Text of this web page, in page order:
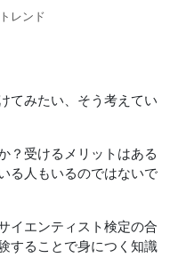
トレンド
てみたい、そう考えてい
？受けるメリットはある
る人もいるのではないで
イエンティスト検定の合
することで身につく知識